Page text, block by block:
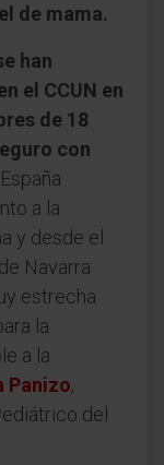
de mama.
han
el CCUN en
de 18
con
España
a la
y desde el
Navarra
estrecha
la
a la
Panizo,
del